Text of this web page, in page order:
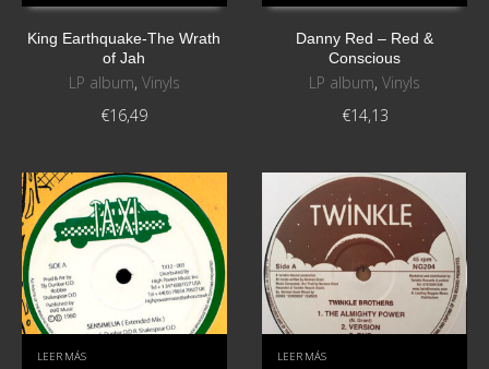
King Earthquake-The Wrath
of Jah
LP album, Vinyls
€16,49
Danny Red – Red &
Conscious
LP album,Vinyls
€14,13
LEER MÁS LEER MÁS